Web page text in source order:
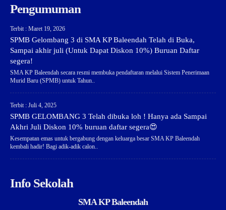
Pengumuman
Terbit : Maret 19, 2026
SPMB Gelombang 3 di SMA KP Baleendah Telah di Buka,
Sampai akhir juli (Untuk Dapat Diskon 10%) Buruan Daftar
segera!
SMA KP Baleendah secara resmi membuka pendaftaran melalui Sistem Penerimaan
Murid Baru (SPMB) untuk Tahun..
Terbit : Juli 4, 2025
SPMB GELOMBANG 3 Telah dibuka loh ! Hanya ada Sampai
Akhri Juli Diskon 10% buruan daftar segera😍
Kesempatan emas untuk bergabung dengan keluarga besar SMA KP Baleendah
kembali hadir! Bagi adik-adik calon..
Info Sekolah
SMA KP Baleendah